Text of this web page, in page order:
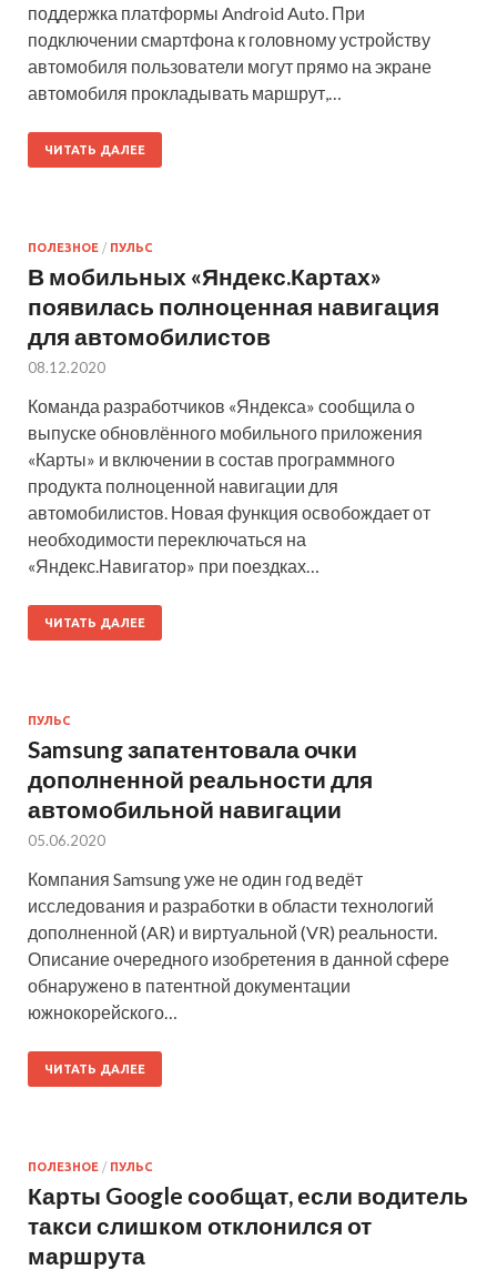
поддержка платформы Android Auto. При
подключении смартфона к головному устройству
автомобиля пользователи могут прямо на экране
автомобиля прокладывать маршрут,…
ЧИТАТЬ ДАЛЕЕ
ПОЛЕЗНОЕ / ПУЛЬС
В мобильных «Яндекс.Картах»
появилась полноценная навигация
для автомобилистов
08.12.2020
Команда разработчиков «Яндекса» сообщила о
выпуске обновлённого мобильного приложения
«Карты» и включении в состав программного
продукта полноценной навигации для
автомобилистов. Новая функция освобождает от
необходимости переключаться на
«Яндекс.Навигатор» при поездках…
ЧИТАТЬ ДАЛЕЕ
ПУЛЬС
Samsung запатентовала очки
дополненной реальности для
автомобильной навигации
05.06.2020
Компания Samsung уже не один год ведёт
исследования и разработки в области технологий
дополненной (AR) и виртуальной (VR) реальности.
Описание очередного изобретения в данной сфере
обнаружено в патентной документации
южнокорейского…
ЧИТАТЬ ДАЛЕЕ
ПОЛЕЗНОЕ / ПУЛЬС
Карты Google сообщат, если водитель
такси слишком отклонился от
маршрута